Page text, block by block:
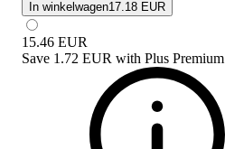
In winkelwagen17.18 EUR
15.46 EUR
Save 1.72 EUR with Plus Premium